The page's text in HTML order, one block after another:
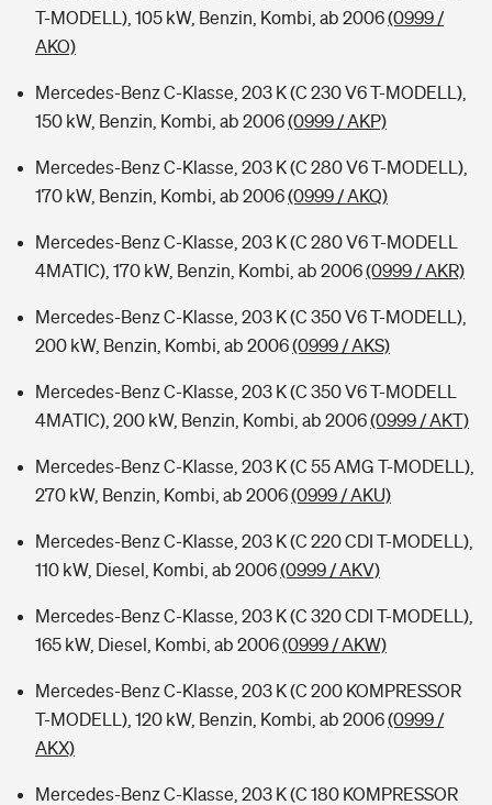
T-MODELL), 105 kW, Benzin, Kombi, ab 2006(0999 /
AKO)
Mercedes-Benz C-Klasse, 203 K (C 230 V6 T-MODELL),
150 kW, Benzin, Kombi, ab 2006(0999 / AKP)
Mercedes-Benz C-Klasse, 203 K (C 280 V6 T-MODELL),
170 kW, Benzin, Kombi, ab 2006(0999 / AKQ)
Mercedes-Benz C-Klasse, 203 K (C 280 V6 T-MODELL
4MATIC), 170 kW, Benzin, Kombi, ab 2006(0999 / AKR)
Mercedes-Benz C-Klasse, 203 K (C 350 V6 T-MODELL),
200 kW, Benzin, Kombi, ab 2006(0999 / AKS)
Mercedes-Benz C-Klasse, 203 K (C 350 V6 T-MODELL
4MATIC), 200 kW, Benzin, Kombi, ab 2006(0999 / AKT)
Mercedes-Benz C-Klasse, 203 K (C 55 AMG T-MODELL),
270 kW, Benzin, Kombi, ab 2006(0999 / AKU)
Mercedes-Benz C-Klasse, 203 K (C 220 CDI T-MODELL),
110 kW, Diesel, Kombi, ab 2006(0999 / AKV)
Mercedes-Benz C-Klasse, 203 K (C 320 CDI T-MODELL),
165 kW, Diesel, Kombi, ab 2006(0999 / AKW)
Mercedes-Benz C-Klasse, 203 K (C 200 KOMPRESSOR
T-MODELL), 120 kW, Benzin, Kombi, ab 2006(0999 /
AKX)
Mercedes-Benz C-Klasse, 203 K (C 180 KOMPRESSOR